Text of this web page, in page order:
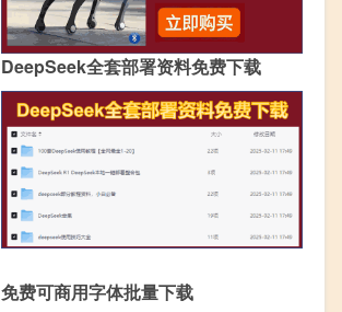
DeepSeek全套部署资料免费下载
免费可商用字体批量下载